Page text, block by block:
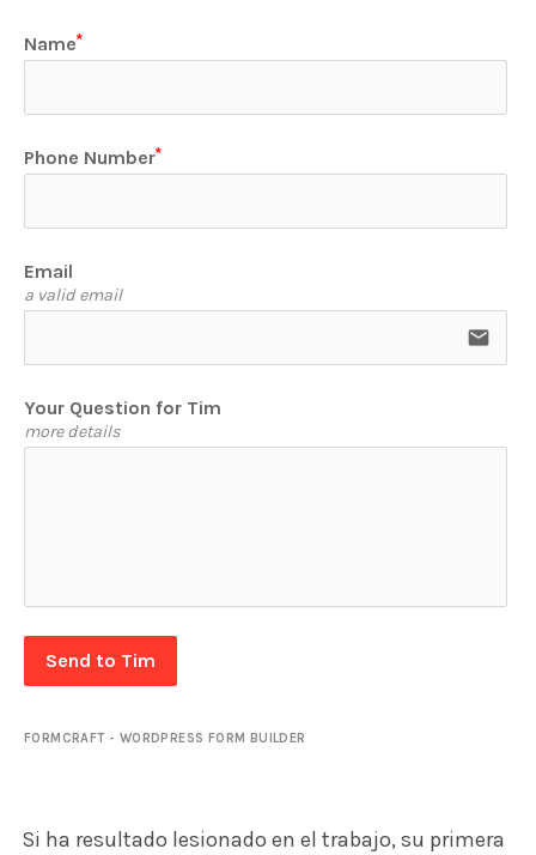
Name
Phone Number
Email
a valid email
email
Your Question for Tim
more details
Send to Tim
FORMCRAFT - WORDPRESS FORM BUILDER
Si ha resultado lesionado en el trabajo, su primera